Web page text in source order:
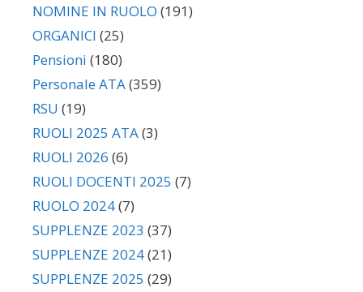
NOMINE IN RUOLO (191)
ORGANICI (25)
Pensioni (180)
Personale ATA(359)
RSU (19)
RUOLI 2025 ATA(3)
RUOLI 2026 (6)
RUOLI DOCENTI 2025 (7)
RUOLO 2024(7)
SUPPLENZE 2023 (37)
SUPPLENZE 2024(21)
SUPPLENZE 2025 (29)